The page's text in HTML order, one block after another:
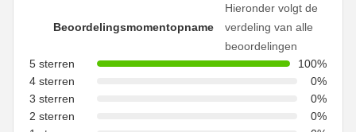
Beoordelingsmomentopname
Hieronder volgt de
verdeling van alle
beoordelingen
5 sterren
100%
4 sterren
0%
3 sterren
0%
2 sterren
0%